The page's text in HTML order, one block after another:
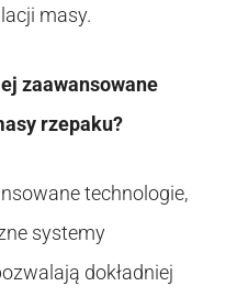
masy.
zaawansowane
rzepaku?
technologie,
systemy
dokładniej